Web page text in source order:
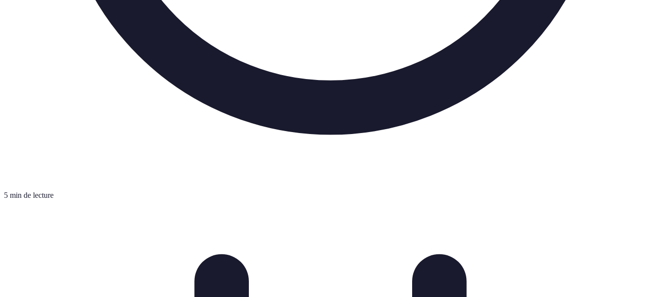
5 min de lecture